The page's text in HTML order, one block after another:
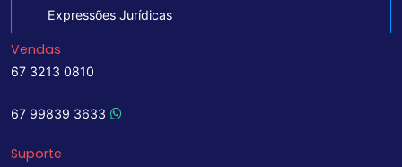
Expressões Jurídicas
Vendas
67 3213 0810
67 99839 3633
Suporte